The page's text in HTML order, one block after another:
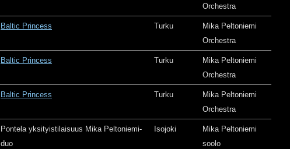
Orchestra
Baltic Princess Turku
Mika Peltoniemi
Orchestra
Baltic Princess Turku
Mika Peltoniemi
Orchestra
Baltic Princess Turku
Mika Peltoniemi
Orchestra
Pontela yksityistilaisuus Mika Peltoniemi-
duo
Isojoki
Mika Peltoniemi
soolo